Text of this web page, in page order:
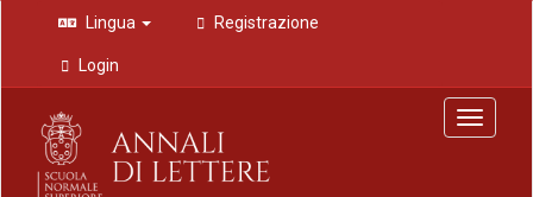
Navigazione
principale
Contenuto
principale
Barra
laterale
Lingua Registrazione
Login
Toggle